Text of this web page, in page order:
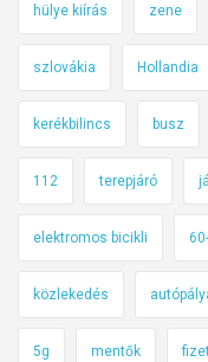
hülye kiírás zene
szlovákia Hollandia
kerékbilincs busz
112 terepjáró
elektromos bicikli
közlekedés
5g mentők